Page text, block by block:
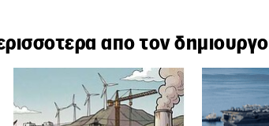
απο τον δημιουργο